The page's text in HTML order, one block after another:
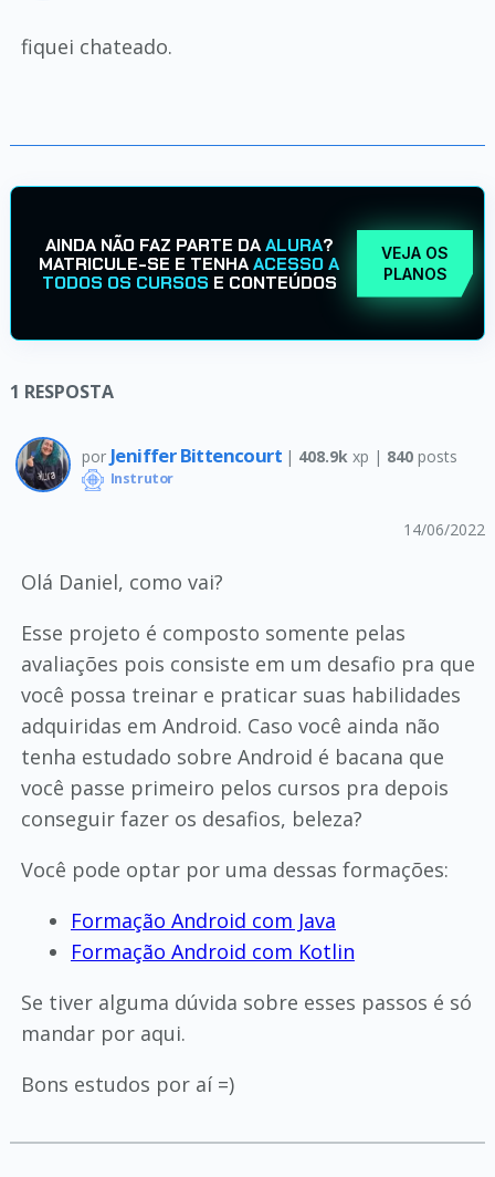
fiquei chateado.
AINDA NÃO FAZ PARTE DAALURA?
MATRICULE-SE E TENHAACESSO A
TODOS OS CURSOS E CONTEÚDOS
VEJA OS
PLANOS
1 RESPOSTA
por Jeniffer Bittencourt | 408.9k xp | 840 posts
Instrutor
14/06/2022
Olá Daniel, como vai?
Esse projeto é composto somente pelas
avaliações pois consiste em um desafio pra que
você possa treinar e praticar suas habilidades
adquiridas em Android. Caso você ainda não
tenha estudado sobre Android é bacana que
você passe primeiro pelos cursos pra depois
conseguir fazer os desafios, beleza?
Você pode optar por uma dessas formações:
Formação Android com Java
Formação Android com Kotlin
Se tiver alguma dúvida sobre esses passos é só
mandar por aqui.
Bons estudos por aí =)